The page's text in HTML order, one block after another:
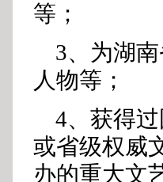
等；
3、为湖
人物等；
4、获得
或省级权威
办的重大文